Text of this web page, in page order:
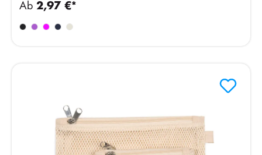
Ab 2,97 €*